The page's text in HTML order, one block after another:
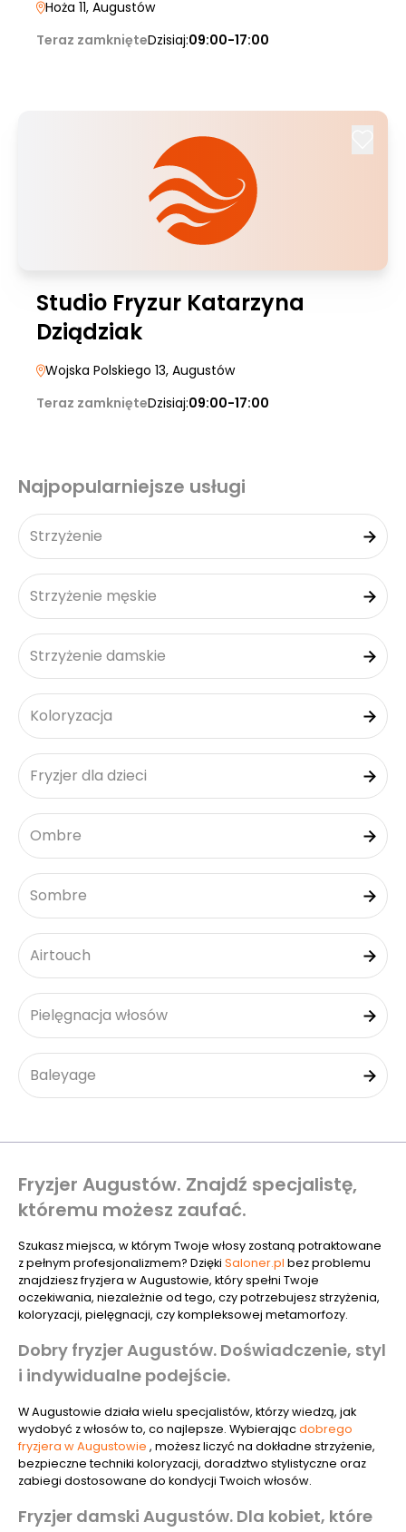
Hoża 11, Augustów
Teraz zamknięteDzisiaj:09:00-17:00
Studio Fryzur Katarzyna
Dziądziak
Wojska Polskiego 13, Augustów
Teraz zamknięteDzisiaj:09:00-17:00
Najpopularniejsze usługi
Strzyżenie
Strzyżenie męskie
Strzyżenie damskie
Koloryzacja
Fryzjer dla dzieci
Ombre
Sombre
Airtouch
Pielęgnacja włosów
Baleyage
Fryzjer Augustów. Znajdź specjalistę,
któremu możesz zaufać.
Szukasz miejsca, w którym Twoje włosy zostaną potraktowane
z pełnym profesjonalizmem? Dzięki Saloner.pl bez problemu
znajdziesz fryzjera w Augustowie, który spełni Twoje
oczekiwania, niezależnie od tego, czy potrzebujesz strzyżenia,
koloryzacji, pielęgnacji, czy kompleksowej metamorfozy.
Dobry fryzjer Augustów. Doświadczenie, styl
i indywidualne podejście.
W Augustowie działa wielu specjalistów, którzy wiedzą, jak
wydobyć z włosów to, co najlepsze. Wybierającdobrego
fryzjera w Augustowie , możesz liczyć na dokładne strzyżenie,
bezpieczne techniki koloryzacji, doradztwo stylistyczne oraz
zabiegi dostosowane do kondycji Twoich włosów.
Fryzjer damski Augustów. Dla kobiet, które